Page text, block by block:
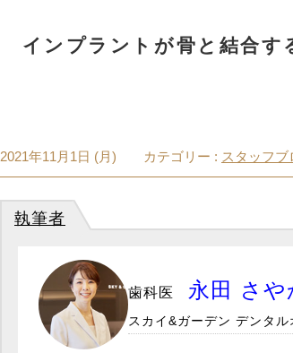
インプラントが骨と結合す
2021年11月1日 (月) カテゴリー : スタッフブ
執筆者
歯科医 永田 さや
スカイ&ガーデン デンタ